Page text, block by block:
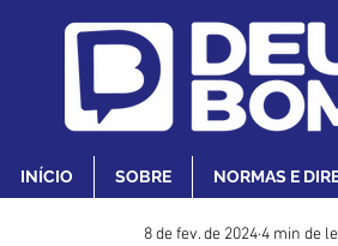
INÍCIO SOBRE NORMAS E
8 de fev. de 20244 min de